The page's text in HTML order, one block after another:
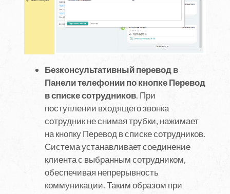
Безконсультативный перевод в
Панели телефонии по кнопке Перевод
в списке сотрудников. При
поступлении входящего звонка
сотрудник не снимая трубки, нажимает
на кнопку Перевод в списке сотрудников.
Система устанавливает соединение
клиента с выбранным сотрудником,
обеспечивая непрерывность
коммуникации. Таким образом при